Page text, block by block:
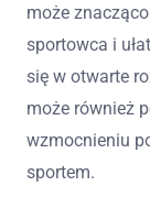
może
sportowca i
się w otwarte
może również
wzmocnieniu
sportem.